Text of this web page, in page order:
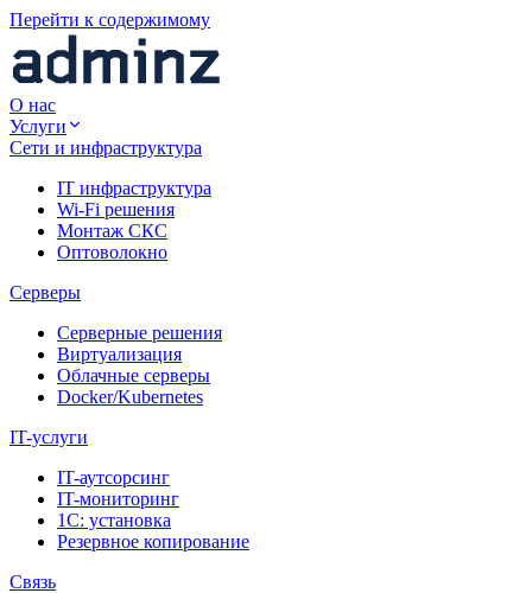
Перейти к содержимому
О нас
Услуги
Сети и инфраструктура
IT инфраструктура
Wi-Fi решения
Монтаж СКС
Оптоволокно
Серверы
Серверные решения
Виртуализация
Облачные серверы
Docker/Kubernetes
IT-услуги
IT-аутсорсинг
IT-мониторинг
1С: установка
Резервное копирование
Связь